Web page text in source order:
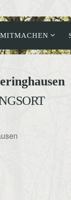
MITMACHEN